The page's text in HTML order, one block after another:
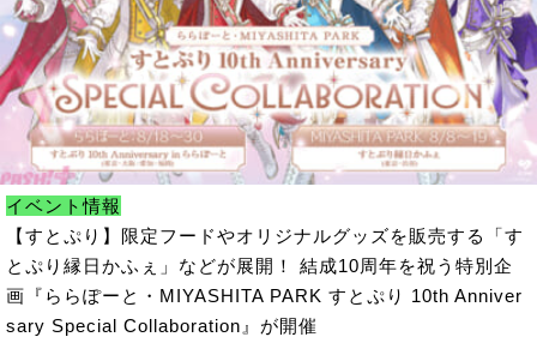
イベント情報
【すとぷり】限定フードやオリジナルグッズを販売する「す
とぷり縁日かふぇ」などが展開！ 結成10周年を祝う特別企
画『ららぽーと・MIYASHITA PARK すとぷり 10th Anniver
sary Special Collaboration』が開催